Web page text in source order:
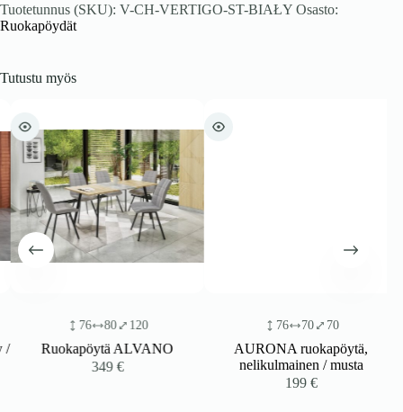
Tuotetunnus (SKU): V-CH-VERTIGO-ST-BIAŁY Osasto:
Ruokapöydät
Tutustu myös
76 80 120
Ruokapöytä ALVANO
349€
76 70 70
AURONA ruokapöytä,
nelikulmainen / musta
199€